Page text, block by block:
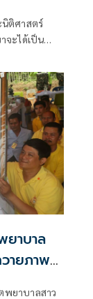
ติศาสตร์
จะได้เป็น
ยาบาล
ายภาพ
พยาบาลสาว